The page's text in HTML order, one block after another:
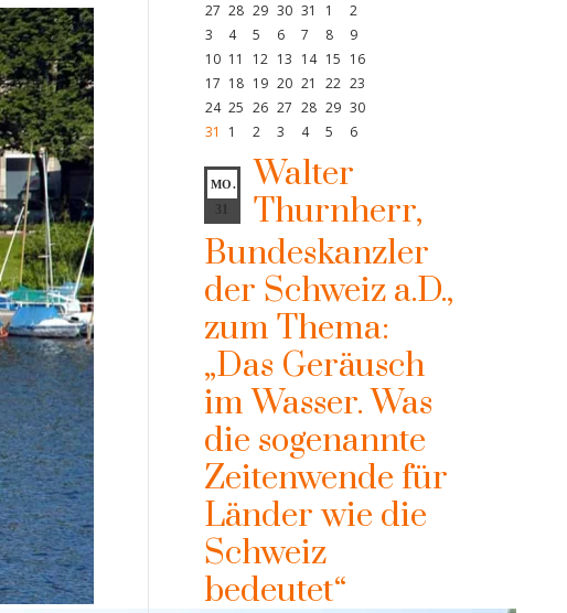
27 28 29 30 31 1
2
3
4 5 6 7 8
9
10 11 12 13 14 15 16
17 18 19 20 21 22 23
24 25 26 27 28 29 30
31
1 2 3 4 5 6
MO.
Walter
Thurnherr,
Bundeskanzler
der Schweiz a.D.,
zum Thema:
„Das Geräusch
im Wasser. Was
die sogenannte
Zeitenwende für
Länder wie die
Schweiz
bedeutet“